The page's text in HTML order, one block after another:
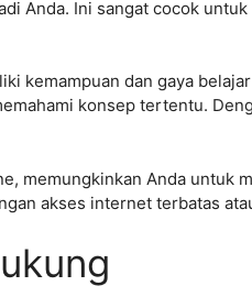
Anda. Ini sangat cocok
kemampuan dan gaya
konsep tertentu.
memungkinkan Anda untuk
akses internet terbatas